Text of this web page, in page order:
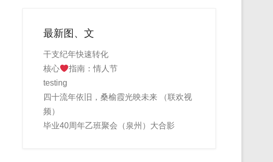
最新图、文
干支纪年快速转化
核心
指南：情人节
testing
四十流年依旧，桑榆霞光映未来 （联欢视
频）
毕业40周年乙班聚会（泉州）大合影